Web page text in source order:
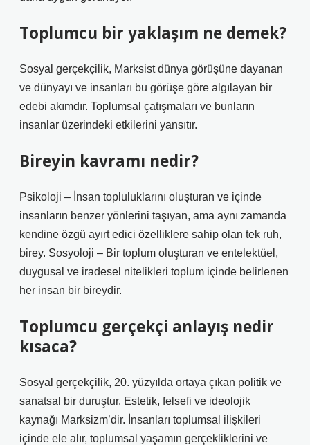
Toplumcu bir yaklaşım ne demek?
Sosyal gerçekçilik, Marksist dünya görüşüne dayanan
ve dünyayı ve insanları bu görüşe göre algılayan bir
edebi akımdır. Toplumsal çatışmaları ve bunların
insanlar üzerindeki etkilerini yansıtır.
Bireyin kavramı nedir?
Psikoloji – İnsan topluluklarını oluşturan ve içinde
insanların benzer yönlerini taşıyan, ama aynı zamanda
kendine özgü ayırt edici özelliklere sahip olan tek ruh,
birey. Sosyoloji – Bir toplum oluşturan ve entelektüel,
duygusal ve iradesel nitelikleri toplum içinde belirlenen
her insan bir bireydir.
Toplumcu gerçekçi anlayış nedir
kısaca?
Sosyal gerçekçilik, 20. yüzyılda ortaya çıkan politik ve
sanatsal bir duruştur. Estetik, felsefi ve ideolojik
kaynağı Marksizm’dir. İnsanları toplumsal ilişkileri
içinde ele alır, toplumsal yaşamın gerçekliklerini ve